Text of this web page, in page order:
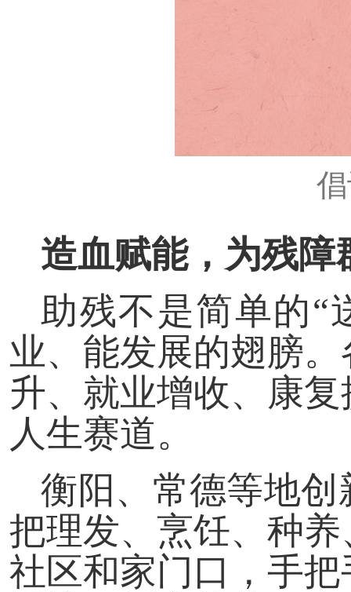
造血赋能，为残障
助残不是简单的“
业、能发展的翅膀
升、就业增收、康
人生赛道。
衡阳、常德等地创
把理发、烹饪、种
社区和家门口，手